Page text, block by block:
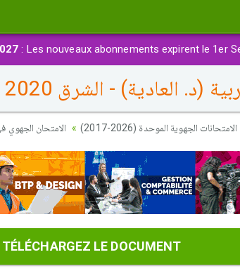
: Les nouveaux abonnements expirent le 1er
- الشرق 2020 - الموضوع
الامتحانات الجهوية الموحدة (2026-2017) الامتحان الجهوي في
TÉLÉCHARGEZ LE DOCUMENT